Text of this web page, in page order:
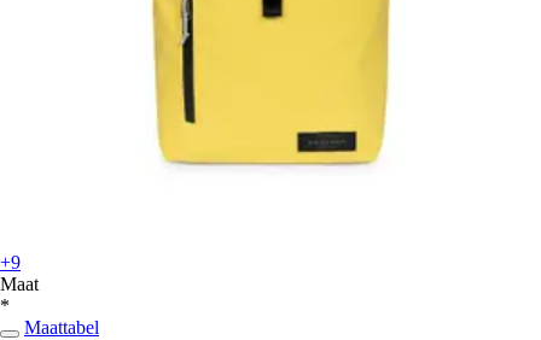
+9
Maat
*
Maattabel